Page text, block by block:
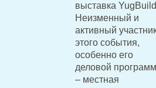
выставка
Неизменный и
активный
этого события,
особенно его
деловой
– местная